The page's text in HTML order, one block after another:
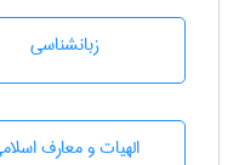
زبانشناسی
الهیات و معارف